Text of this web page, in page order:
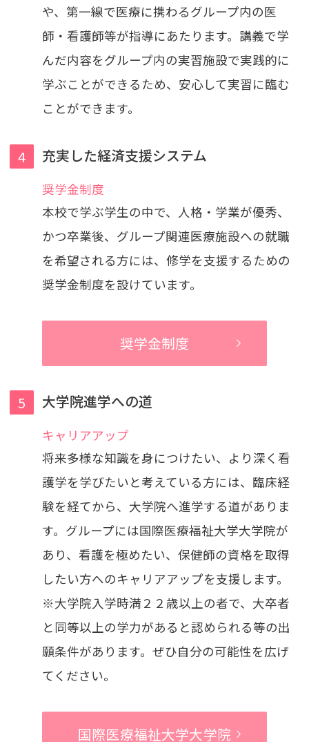
や、第一線で医療に携わるグループ内の医
師・看護師等が指導にあたります。講義で学
んだ内容をグループ内の実習施設で実践的に
学ぶことができるため、安心して実習に臨む
ことができます。
充実した経済支援システム
奨学金制度
本校で学ぶ学生の中で、人格・学業が優秀、
かつ卒業後、グループ関連医療施設への就職
を希望される方には、修学を支援するための
奨学金制度を設けています。
奨学金制度
大学院進学への道
キャリアアップ
将来多様な知識を身につけたい、より深く看
護学を学びたいと考えている方には、臨床経
験を経てから、大学院へ進学する道がありま
す。グループには国際医療福祉大学大学院が
あり、看護を極めたい、保健師の資格を取得
したい方へのキャリアアップを支援します。
※大学院入学時満２２歳以上の者で、大卒者
と同等以上の学力があると認められる等の出
願条件があります。ぜひ自分の可能性を広げ
てください。
国際医療福祉大学大学院